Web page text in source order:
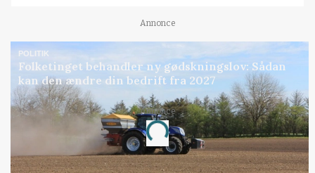
Annonce
POLITIK
Folketinget behandler ny gødskningslov: Sådan
kan den ændre din bedrift fra 2027
Annonce
Loading...